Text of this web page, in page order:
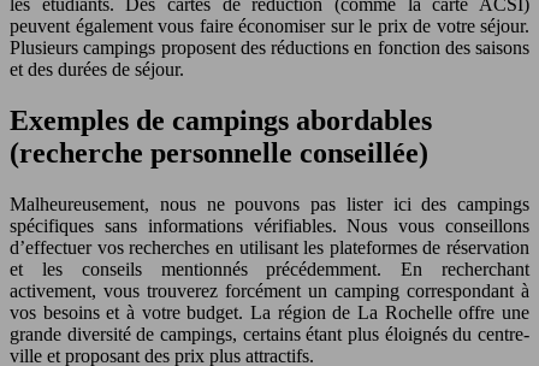
peuvent également vous faire économiser sur le prix de votre séjour.
Plusieurs campings proposent des réductions en fonction des saisons
et des durées de séjour.
Exemples de campings abordables
(recherche personnelle conseillée)
Malheureusement, nous ne pouvons pas lister ici des campings
spécifiques sans informations vérifiables. Nous vous conseillons
d’effectuer vos recherches en utilisant les plateformes de réservation
et les conseils mentionnés précédemment. En recherchant
activement, vous trouverez forcément un camping correspondant à
vos besoins et à votre budget. La région de La Rochelle offre une
grande diversité de campings, certains étant plus éloignés du centre-
ville et proposant des prix plus attractifs.